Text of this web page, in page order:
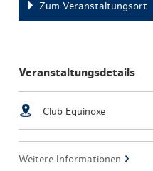
Zum Veranstaltungsort
Veranstaltungsdetails
Club Equinoxe
Weitere Informationen